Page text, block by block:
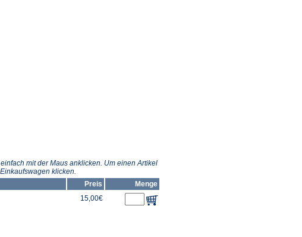
mit der Maus anklicken. Um einen Artikel
klicken.
Preis
Menge
15,00€